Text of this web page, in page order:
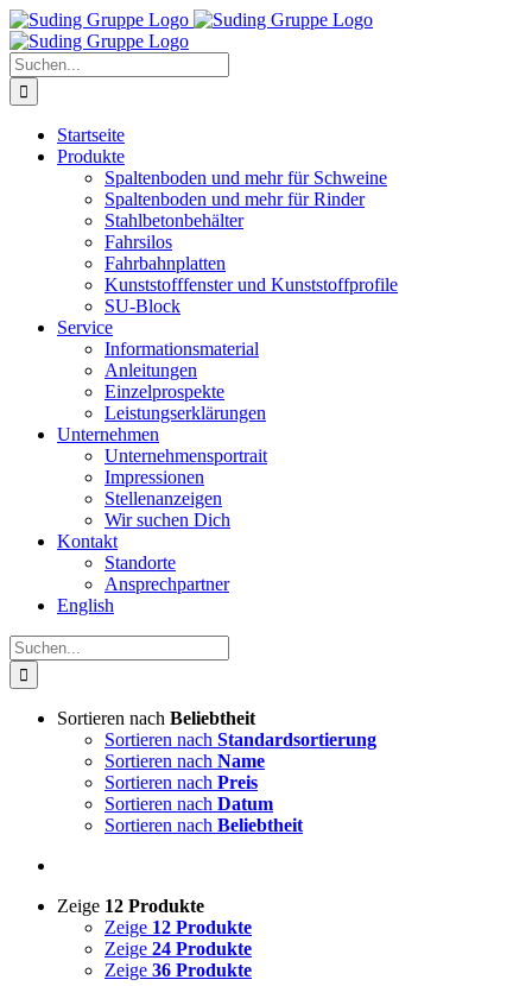
Zum
Inhalt
springen
Suche
nach:
Startseite
Produkte
Spaltenboden und mehr für Schweine
Spaltenboden und mehr für Rinder
Stahlbetonbehälter
Fahrsilos
Fahrbahnplatten
Kunststofffenster und Kunststoffprofile
SU-Block
Service
Informationsmaterial
Anleitungen
Einzelprospekte
Leistungserklärungen
Unternehmen
Unternehmensportrait
Impressionen
Stellenanzeigen
Wir suchen Dich
Kontakt
Standorte
Ansprechpartner
English
Suche
nach:
Sortieren nach Beliebtheit
Sortieren nach Standardsortierung
Sortieren nach Name
Sortieren nach Preis
Sortieren nach Datum
Sortieren nach Beliebtheit
Zeige 12 Produkte
Zeige 12 Produkte
Zeige 24 Produkte
Zeige 36 Produkte